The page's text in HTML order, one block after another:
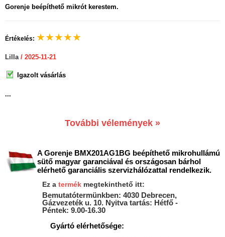
Gorenje beépíthető mikrót kerestem.
Értékelés: ★★★★★
Lilla/ 2025-11-21
Igazolt vásárlás
...
További vélemények »
A Gorenje BMX201AG1BG beépíthető mikrohullámú
sütő magyar garanciával és országosan bárhol
elérhető garanciális szervizhálózattal rendelkezik.
Ez a termék megtekinthető itt:
Bemutatótermünkben: 4030 Debrecen,
Gázvezeték u. 10. Nyitva tartás: Hétfő -
Péntek: 9.00-16.30
Gyártó elérhetősége: